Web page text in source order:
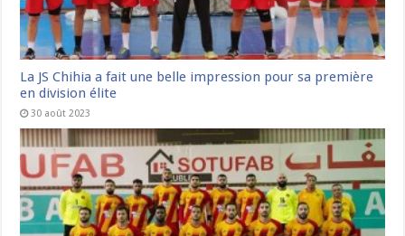
La JS Chihia a fait une belle impression pour sa première
en division élite
30 août 2023